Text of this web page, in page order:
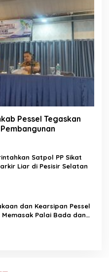
Pessel Tegaskan
Satpol PP Sikat
Liar di Pesisir Selatan
dan Kearsipan Pessel
Palai Bada dan